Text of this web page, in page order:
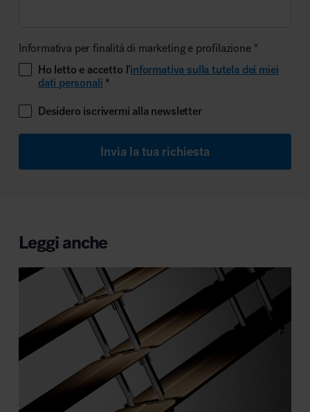
Informativa per finalità di marketing e profilazione *
Ho letto e accetto l'informativa sulla tutela dei miei
dati personali *
Desidero iscrivermi alla newsletter
Invia la tua richiesta
Leggi anche